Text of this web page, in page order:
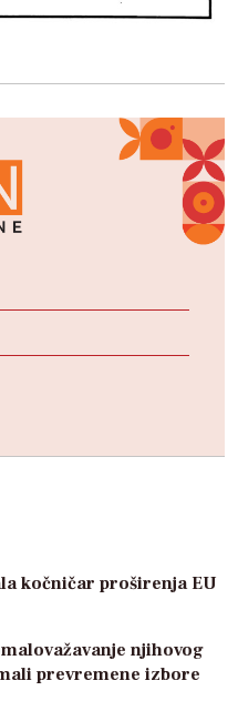
kočničar proširenja EU
njihovog
prevremene izbore